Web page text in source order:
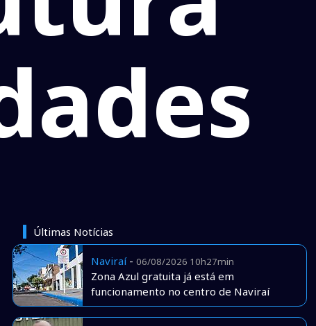
Últimas Notícias
Naviraí- 06/08/2026 10h27min
Zona Azul gratuita já está em
funcionamento no centro de Naviraí